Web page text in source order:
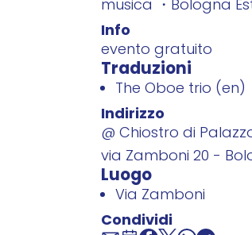
musica Bologna
Info
evento gratuito
Traduzioni
The Oboe trio (en)
Indirizzo
@ Chiostro di
via Zamboni 20 -
Luogo
Via Zamboni
Condividi